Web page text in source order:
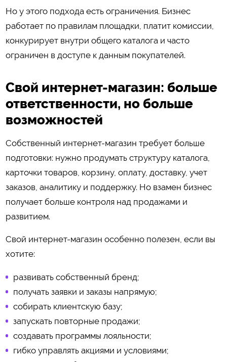
Но у этого подхода есть ограничения. Бизнес
работает по правилам площадки, платит комиссии,
конкурирует внутри общего каталога и часто
ограничен в доступе к данным покупателей.
Свой интернет-магазин: больше
ответственности, но больше
возможностей
Собственный интернет-магазин требует больше
подготовки: нужно продумать структуру каталога,
карточки товаров, корзину, оплату, доставку, учет
заказов, аналитику и поддержку. Но взамен бизнес
получает больше контроля над продажами и
развитием.
Свой интернет-магазин особенно полезен, если вы
хотите:
развивать собственный бренд;
получать заявки и заказы напрямую;
собирать клиентскую базу;
запускать повторные продажи;
создавать программы лояльности;
гибко управлять акциями и условиями;